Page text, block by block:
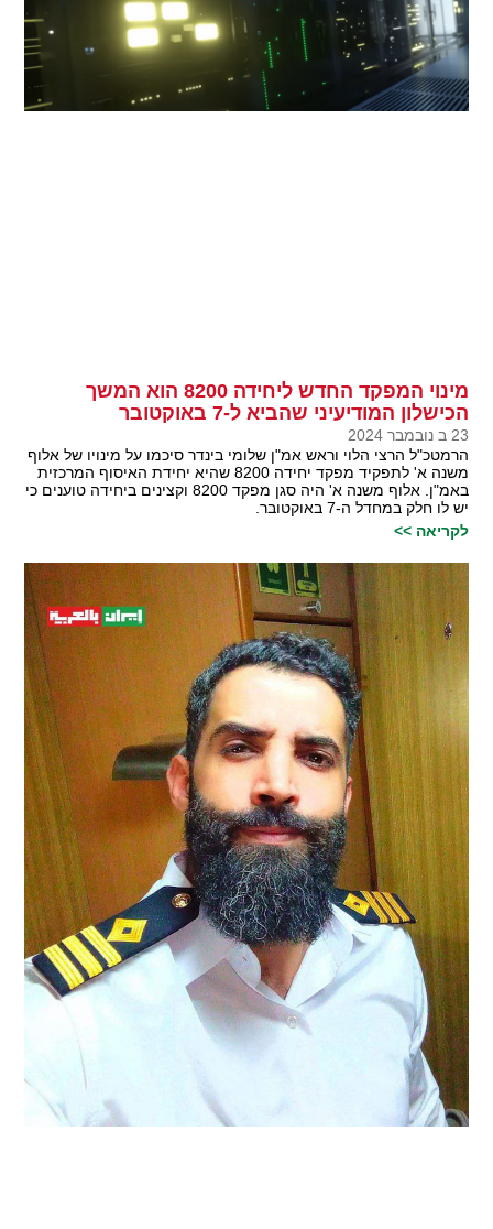
מינוי המפקד החדש ליחידה 8200 הוא המשך
הכישלון המודיעיני שהביא ל-7 באוקטובר
23 ב נובמבר 2024
הרמטכ"ל הרצי הלוי וראש אמ"ן שלומי בינדר סיכמו על מינויו של אלוף
משנה א' לתפקיד מפקד יחידה 8200 שהיא יחידת האיסוף המרכזית
באמ"ן. אלוף משנה א' היה סגן מפקד 8200 וקצינים ביחידה טוענים כי
יש לו חלק במחדל ה-7 באוקטובר.
לקריאה >>